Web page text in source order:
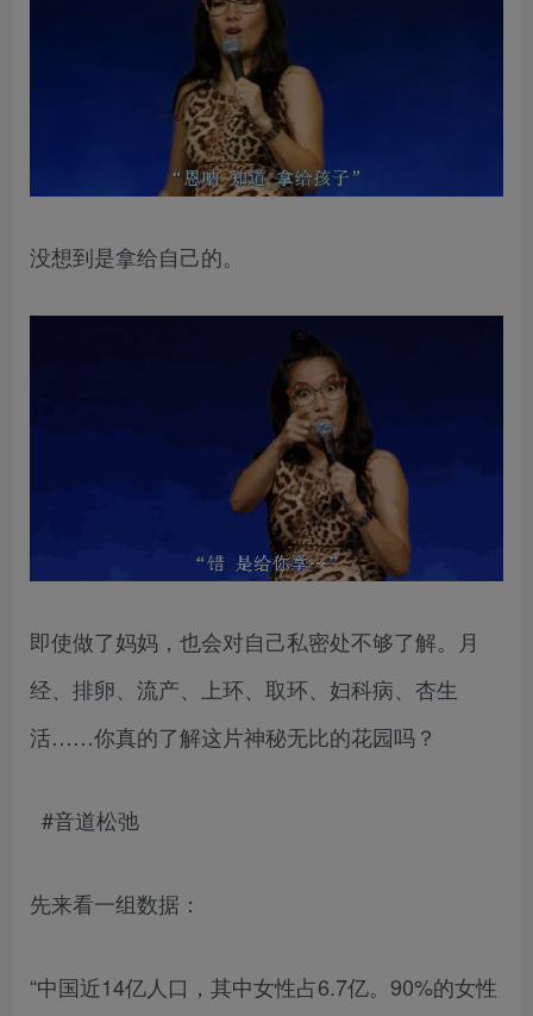
没想到是拿给自己的。
即使做了妈妈，也会对自己私密处不够了解。月
经、排卵、流产、上环、取环、妇科病、杏生
活……你真的了解这片神秘无比的花园吗？
#音道松弛
先来看一组数据：
“中国近14亿人口，其中女性占6.7亿。90%的女性